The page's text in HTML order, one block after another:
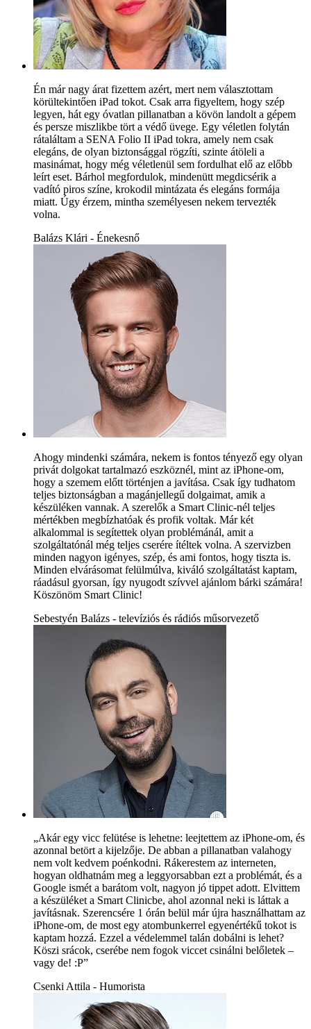
Én már nagy árat fizettem azért, mert nem választottam
körültekintően iPad tokot. Csak arra figyeltem, hogy szép
legyen, hát egy óvatlan pillanatban a kövön landolt a gépem
és persze miszlikbe tört a védő üvege. Egy véletlen folytán
rátaláltam a SENA Folio II iPad tokra, amely nem csak
elegáns, de olyan biztonsággal rögzíti, szinte átöleli a
masinámat, hogy még véletlenül sem fordulhat elő az előbb
leírt eset. Bárhol megfordulok, mindenütt megdicsérik a
vadító piros színe, krokodil mintázata és elegáns formája
miatt. Úgy érzem, mintha személyesen nekem tervezték
volna.
Balázs Klári - Énekesnő
Ahogy mindenki számára, nekem is fontos tényező egy olyan
privát dolgokat tartalmazó eszköznél, mint az iPhone-om,
hogy a szemem előtt történjen a javítása. Csak így tudhatom
teljes biztonságban a magánjellegű dolgaimat, amik a
készüléken vannak. A szerelők a Smart Clinic-nél teljes
mértékben megbízhatóak és profik voltak. Már két
alkalommal is segítettek olyan problémánál, amit a
szolgáltatónál még teljes cserére ítéltek volna. A szervizben
minden nagyon igényes, szép, és ami fontos, hogy tiszta is.
Minden elvárásomat felülmúlva, kiváló szolgáltatást kaptam,
ráadásul gyorsan, így nyugodt szívvel ajánlom bárki számára!
Köszönöm Smart Clinic!
Sebestyén Balázs - televíziós és rádiós műsorvezető
„Akár egy vicc felütése is lehetne: leejtettem az iPhone-om, és
azonnal betört a kijelzője. De abban a pillanatban valahogy
nem volt kedvem poénkodni. Rákerestem az interneten,
hogyan oldhatnám meg a leggyorsabban ezt a problémát, és a
Google ismét a barátom volt, nagyon jó tippet adott. Elvittem
a készüléket a Smart Clinicbe, ahol azonnal neki is láttak a
javításnak. Szerencsére 1 órán belül már újra használhattam az
iPhone-om, de most egy atombunkerrel egyenértékű tokot is
kaptam hozzá. Ezzel a védelemmel talán dobálni is lehet?
Köszi srácok, cserébe nem fogok viccet csinálni belőletek –
vagy de! :P”
Csenki Attila - Humorista